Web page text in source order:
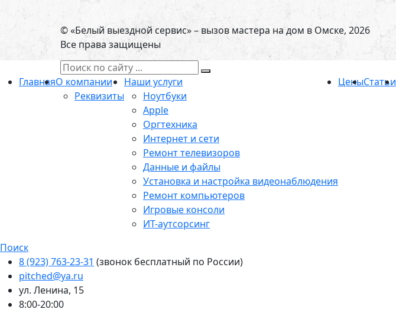
© «Белый выездной сервис» – вызов мастера на дом в Омске, 2026
Все права защищены
ГлавнаяО компании
Реквизиты
Наши услуги
Ноутбуки
Apple
Оргтехника
Интернет и сети
Ремонт телевизоров
Данные и файлы
Установка и настройка видеонаблюдения
Ремонт компьютеров
Игровые консоли
ИТ-аутсорсинг
ЦеныСтатьи
Поиск
8 (923) 763-23-31 (звонок бесплатный по России)
pitched@ya.ru
ул. Ленина, 15
8:00-20:00